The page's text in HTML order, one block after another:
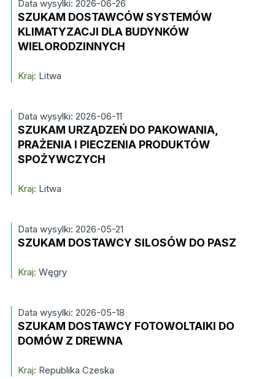
Data wysylki: 2026-06-26
SZUKAM DOSTAWCÓW SYSTEMÓW
KLIMATYZACJI DLA BUDYNKÓW
WIELORODZINNYCH
Kraj: Litwa
Data wysylki: 2026-06-11
SZUKAM URZĄDZEŃ DO PAKOWANIA,
PRAŻENIA I PIECZENIA PRODUKTÓW
SPOŻYWCZYCH
Kraj: Litwa
Data wysylki: 2026-05-21
SZUKAM DOSTAWCY SILOSÓW DO PASZ
Kraj: Węgry
Data wysylki: 2026-05-18
SZUKAM DOSTAWCY FOTOWOLTAIKI DO
DOMÓW Z DREWNA
Kraj: Republika Czeska